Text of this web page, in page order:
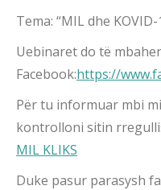
Tema: “MIL dhe KOVID-
Uebinaret do të
Facebook:https://
Për tu informuar mbi
kontrolloni sitin
MIL KLIKS
Duke pasur parasysh